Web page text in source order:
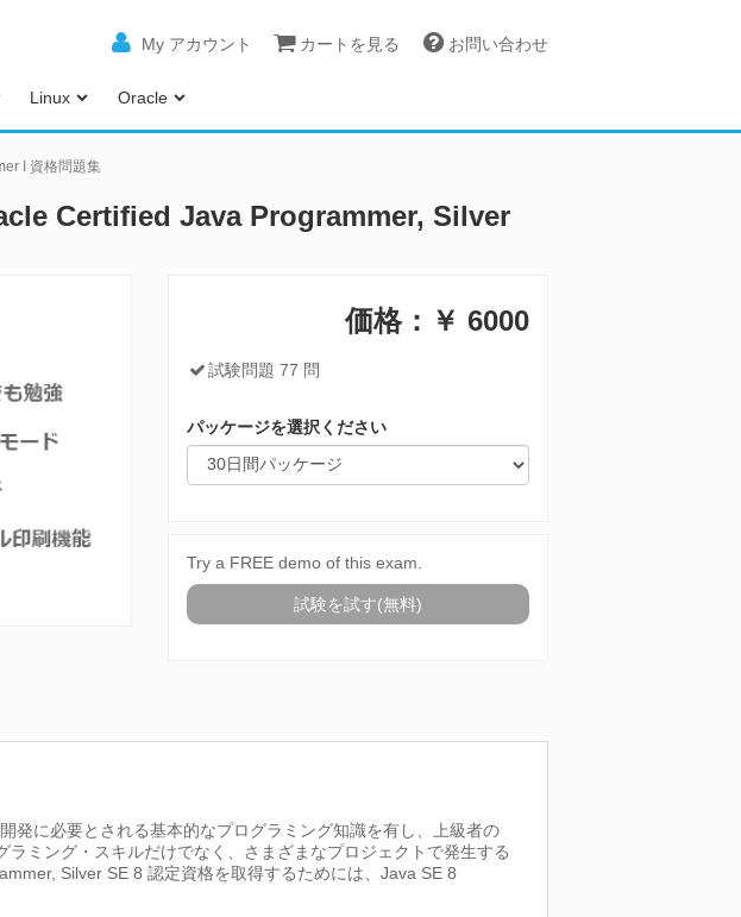
My アカウント カートを見る お問い合わせ
Linux Oracle
I 資格問題集
Certified Java Programmer, Silver
価格：￥ 6000
試験問題 77 問
パッケージを選択ください
Try a FREE demo of this exam.
試験を試す(無料)
に必要とされる基本的なプログラミング知識を有し、上級者の
ミング・スキルだけでなく、さまざまなプロジェクトで発生する
Silver SE 8 認定資格を取得するためには、Java SE 8